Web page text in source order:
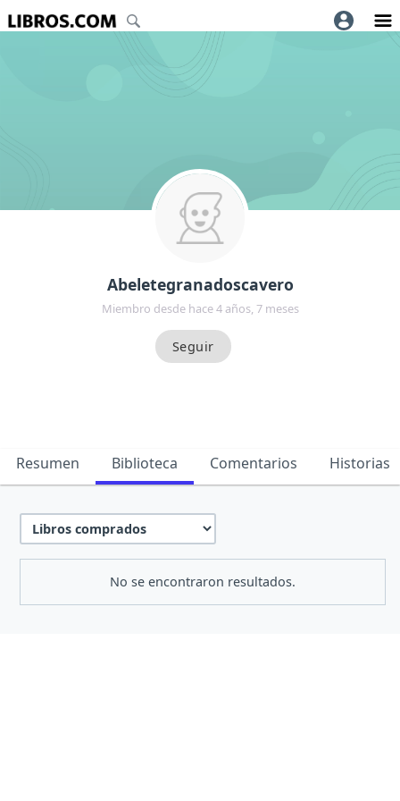
Abeletegranadoscavero
Miembro desde hace 4 años, 7 meses
Resumen Biblioteca Comentarios Historias
No se encontraron resultados.